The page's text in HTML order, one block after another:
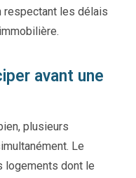
les délais
avant une
plusieurs
Le
logements dont le